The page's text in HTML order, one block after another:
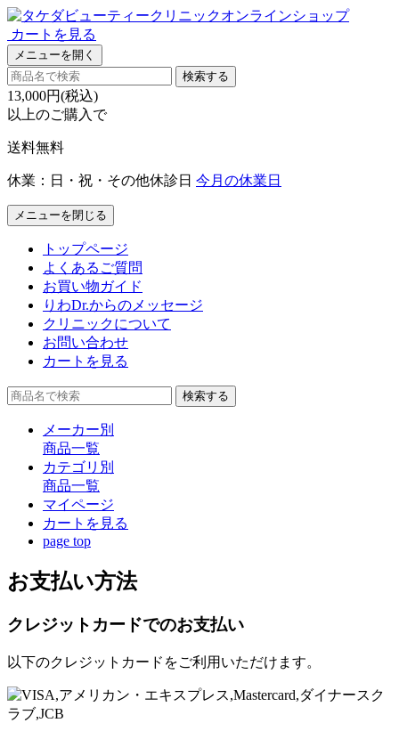
カートを見る
メニューを開く
検索する
13,000円(税込)
以上のご購入で
送料無料
休業：日・祝・その他休診日 今月の休業日
メニューを閉じる
トップページ
よくあるご質問
お買い物ガイド
りわDr.からのメッセージ
クリニックについて
お問い合わせ
カートを見る
検索する
メーカー別
商品一覧
カテゴリ別
商品一覧
マイページ
カート を見る
page top
お支払い方法
クレジットカードでのお支払い
以下のクレジットカードをご利用いただけます。